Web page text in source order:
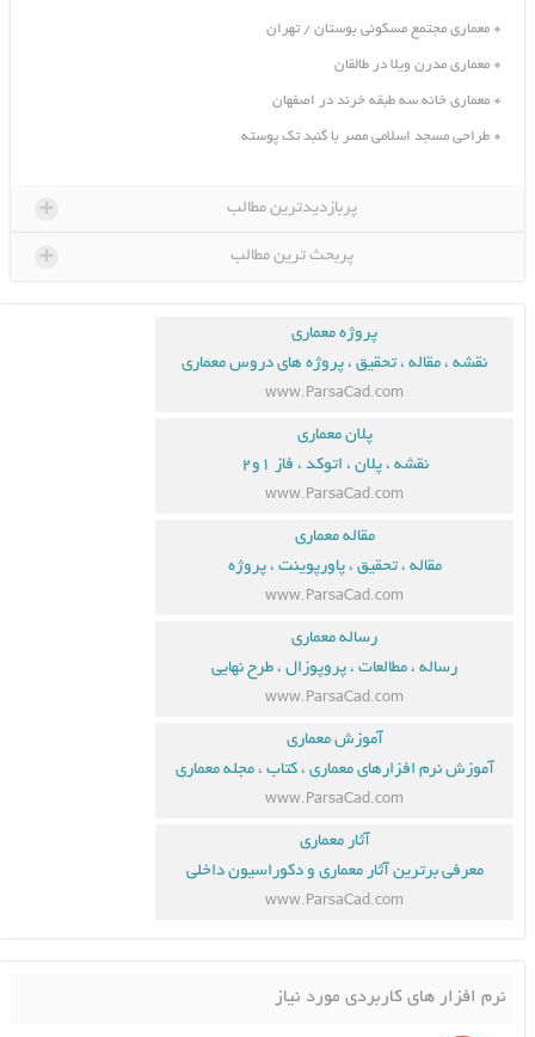
معماری مجتمع مسکونی بوستان / تهران
معماری مدرن ویلا در طالقان
معماری خانه سه طبقه خرند در اصفهان
طراحی مسجد اسلامی مصر با گنبد تک پوسته
پربازدیدترین مطالب +
پربحث ترین مطالب +
پروژه معماری
نقشه ، مقاله ، تحقیق ، پروژه های دروس معماری
www.ParsaCad.com
پلان معماری
نقشه ، پلان ، اتوکد ، فاز ۱و۲
www.ParsaCad.com
مقاله معماری
مقاله ، تحقیق ، پاورپوینت ، پروژه
www.ParsaCad.com
رساله معماری
رساله ، مطالعات ، پروپوزال ، طرح نهایی
www.ParsaCad.com
آموزش معماری
آموزش نرم افزارهای معماری ، کتاب ، مجله معماری
www.ParsaCad.com
آثار معماری
معرفی برترین آثار معماری و دکوراسیون داخلی
www.ParsaCad.com
نرم افزار های کاربردی مورد نیاز